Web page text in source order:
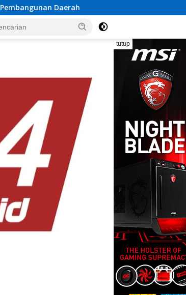
Rayakan Semangat Kemerdekaan Bersama
tutup